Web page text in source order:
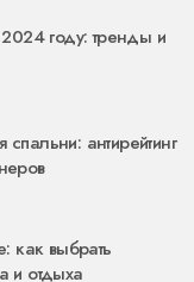
2024 году: тренды и
антирейтинг
как выбрать
и отдыха